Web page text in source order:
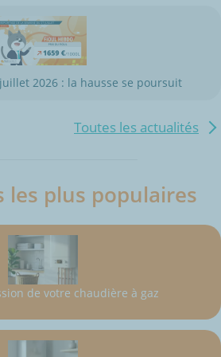
2026 : la hausse se poursuit
Toutes les actualités
les plus populaires
de votre chaudière à gaz